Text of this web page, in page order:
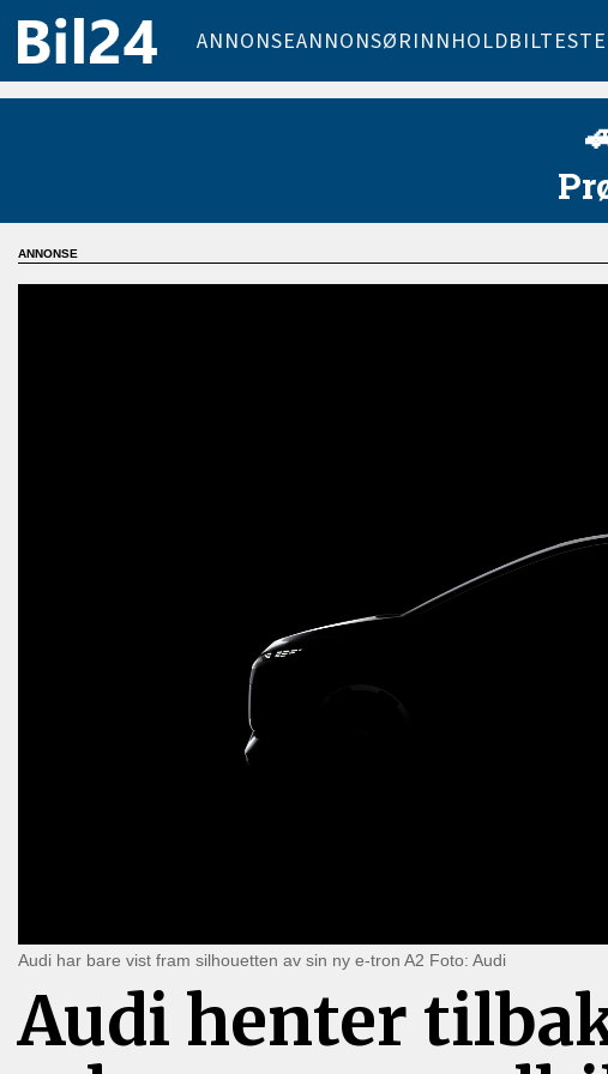
ANNONSEANNONSØRINNHOLD
Audi har bare vist fram silhouetten av sin ny e-tron A2 Foto: Audi
Audi henter